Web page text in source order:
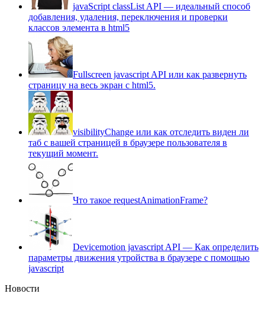
javaScript classList API — идеальный способ
добавления, удаления, переключения и проверки
классов элемента в html5
Fullscreen javascript API или как развернуть
страницу на весь экран c html5.
visibilityChange или как отследить виден ли
таб с вашей страницей в браузере пользователя в
текущий момент.
Что такое requestAnimationFrame?
Devicemotion javascript API — Как определить
параметры движения утройства в браузере с помощью
javascript
Новости